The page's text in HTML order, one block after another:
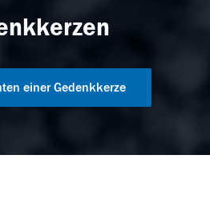
einer Gedenkkerze